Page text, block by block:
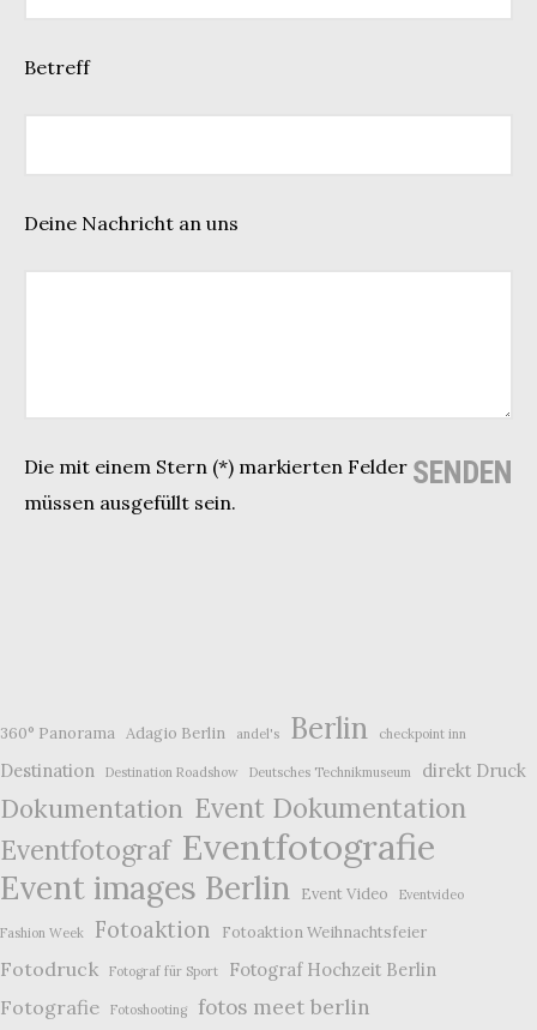
Betreff
Deine Nachricht an uns
Die mit einem Stern (*) markierten Felder
müssen ausgefüllt sein.
360° Panorama Adagio Berlin andel's Berlin checkpoint inn
Destination Destination Roadshow Deutsches Technikmuseum direkt Druck
Dokumentation Event Dokumentation
Eventfotograf Eventfotografie
Event images Berlin Event Video Eventvideo
Fashion Week Fotoaktion Fotoaktion Weihnachtsfeier
Fotodruck Fotograf für Sport Fotograf Hochzeit Berlin
Fotografie Fotoshooting fotos meet berlin